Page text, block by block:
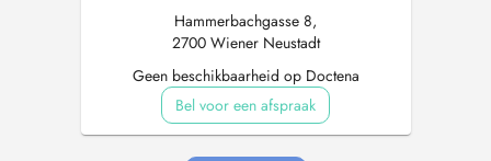
Hammerbachgasse 8,
2700 Wiener Neustadt
Geen beschikbaarheid op Doctena
Bel voor een afspraak